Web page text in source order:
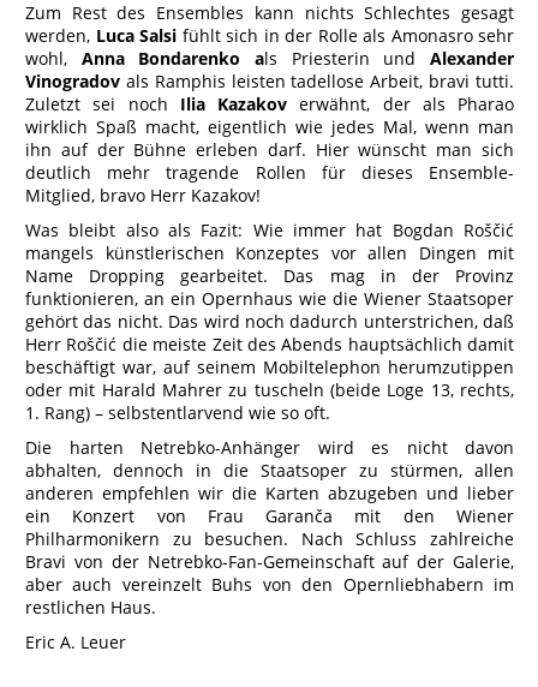
Zum Rest des Ensembles kann nichts Schlechtes gesagt
werden, Luca Salsi fühlt sich in der Rolle als Amonasro sehr
wohl, Anna Bondarenko als Priesterin undAlexander
Vinogradov als Ramphis leisten tadellose Arbeit, bravi tutti.
Zuletzt sei noch Ilia Kazakov erwähnt, der als Pharao
wirklich Spaß macht, eigentlich wie jedes Mal, wenn man
ihn auf der Bühne erleben darf. Hier wünscht man sich
deutlich mehr tragende Rollen für dieses Ensemble-
Mitglied, bravo Herr Kazakov!
Was bleibt also als Fazit: Wie immer hat Bogdan Roščić
mangels künstlerischen Konzeptes vor allen Dingen mit
Name Dropping gearbeitet. Das mag in der Provinz
funktionieren, an ein Opernhaus wie die Wiener Staatsoper
gehört das nicht. Das wird noch dadurch unterstrichen, daß
Herr Roščić die meiste Zeit des Abends hauptsächlich damit
beschäftigt war, auf seinem Mobiltelephon herumzutippen
oder mit Harald Mahrer zu tuscheln (beide Loge 13, rechts,
1. Rang) – selbstentlarvend wie so oft.
Die harten Netrebko-Anhänger wird es nicht davon
abhalten, dennoch in die Staatsoper zu stürmen, allen
anderen empfehlen wir die Karten abzugeben und lieber
ein Konzert von Frau Garanča mit den Wiener
Philharmonikern zu besuchen. Nach Schluss zahlreiche
Bravi von der Netrebko-Fan-Gemeinschaft auf der Galerie,
aber auch vereinzelt Buhs von den Opernliebhabern im
restlichen Haus.
Eric A. Leuer